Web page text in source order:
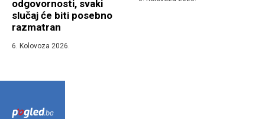
odgovornosti, svaki
slučaj će biti posebno
razmatran
6. Kolovoza 2026.